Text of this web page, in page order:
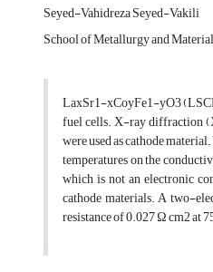
Seyed-Vahidreza Seyed-Vakili
School of Metallurgy and
LaxSr1-xCoyFe1-yO3
fuel cells. X-ray diffraction
were used as cathode
temperatures on the
which is not an electronic
cathode materials. A two-
resistance of 0.027 Ω cm2 at